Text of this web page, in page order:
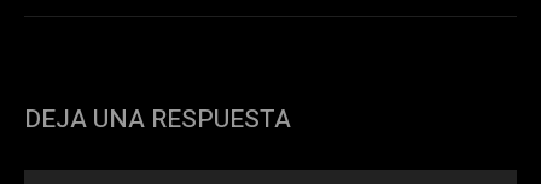
DEJA UNA RESPUESTA